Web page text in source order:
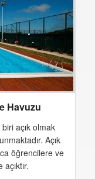
Havuzu
açık olmak
Açık
öğrencilere ve